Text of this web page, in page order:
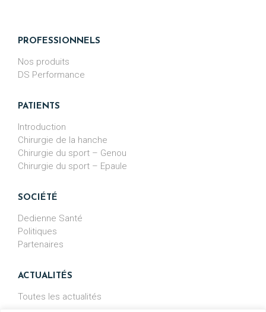
PROFESSIONNELS
Nos produits
DS Performance
PATIENTS
Introduction
Chirurgie de la hanche
Chirurgie du sport – Genou
Chirurgie du sport – Epaule
SOCIÉTÉ
Dedienne Santé
Politiques
Partenaires
ACTUALITÉS
Toutes les actualités